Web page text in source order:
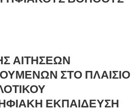
ΑΙΤΗΣΕΩΝ
ΣΤΟ ΠΛΑΙΣΙΟ
ΕΚΠΑΙΔΕΥΣΗ